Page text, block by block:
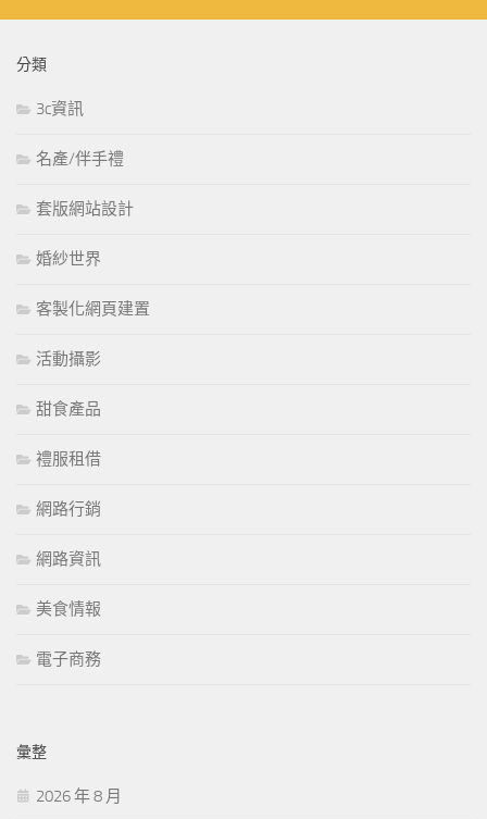
分類
3c資訊
名產/伴手禮
套版網站設計
婚紗世界
客製化網頁建置
活動攝影
甜食產品
禮服租借
網路行銷
網路資訊
美食情報
電子商務
彙整
2026 年 8 月